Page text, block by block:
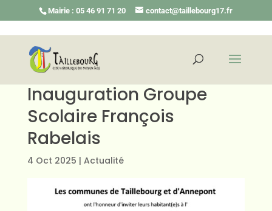
Mairie : 05 46 91 71 20 contact@taillebourg17.fr
Inauguration Groupe
Scolaire François
Rabelais
4 Oct 2025 | Actualité